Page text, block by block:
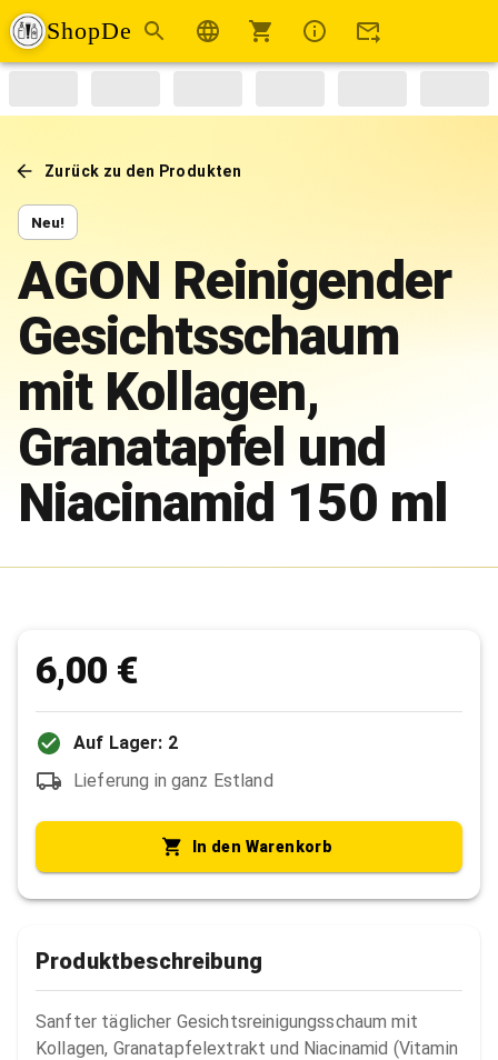
ShopDe
Zurück zu den Produkten
Neu!
AGON Reinigender
Gesichtsschaum
mit Kollagen,
Granatapfel und
Niacinamid 150 ml
6,00 €
Auf Lager: 2
Lieferung in ganz Estland
In den Warenkorb
Produktbeschreibung
Sanfter täglicher Gesichtsreinigungsschaum mit
Kollagen, Granatapfelextrakt und Niacinamid (Vitamin